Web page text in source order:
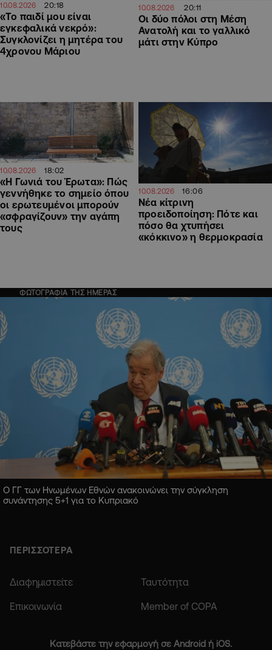
10.08.2026 20:18
«Το παιδί μου είναι
εγκεφαλικά νεκρό»:
Συγκλονίζει η μητέρα του
4χρονου Μάριου
10.08.2026 20:11
Οι δύο πόλοι στη Μέση
Ανατολή και το γαλλικό
μάτι στην Κύπρο
10.08.2026 18:02
«Η Γωνιά του Έρωτα»: Πώς
γεννήθηκε το σημείο όπου
οι ερωτευμένοι μπορούν
«σφραγίζουν» την αγάπη
τους
10.08.2026 16:06
Νέα κίτρινη
προειδοποίηση: Πότε και
πόσο θα χτυπήσει
«κόκκινο» η θερμοκρασία
ΦΩΤΟΓΡΑΦΙΑ ΤΗΣ ΗΜΕΡΑΣ
Ο ΓΓ των Ηνωμένων Εθνών ανακοινώνει την σύγκληση
συνάντησης 5+1 για το Κυπριακό
ΠΕΡΙΣΣΟΤΕΡΑ
Διαφημιστείτε Ταυτότητα
Επικοινωνία Member of COPA
Κατεβάστε την εφαρμογή σε Android ή iOS.